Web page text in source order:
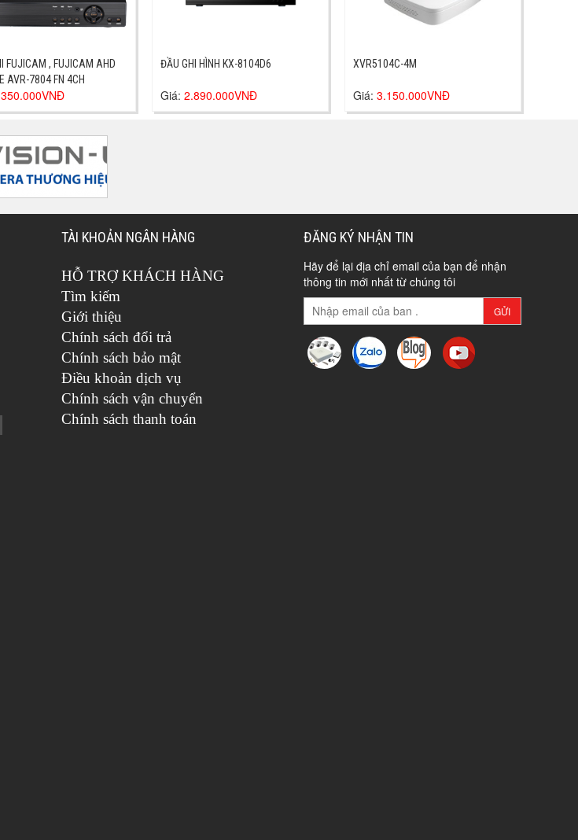
FUJICAM , FUJICAM AHD
DANALE AVR-7804 FN 4CH
ĐẦU GHI HÌNH KX-8104D6
Giá: 2.890.000VNĐ
XVR5104C-4M
Giá: 3.150.000VNĐ
TÀI KHOẢN NGÂN HÀNG
HỖ TRỢ KHÁCH HÀNG
Tìm kiếm
Giới thiệu
Chính sách đổi trả
Chính sách bảo mật
Điều khoản dịch vụ
Chính sách vận chuyển
Chính sách thanh toán
ĐĂNG KÝ NHẬN TIN
Hãy để lại địa chỉ email của bạn để nhận
thông tin mới nhất từ chúng tôi
GỬI